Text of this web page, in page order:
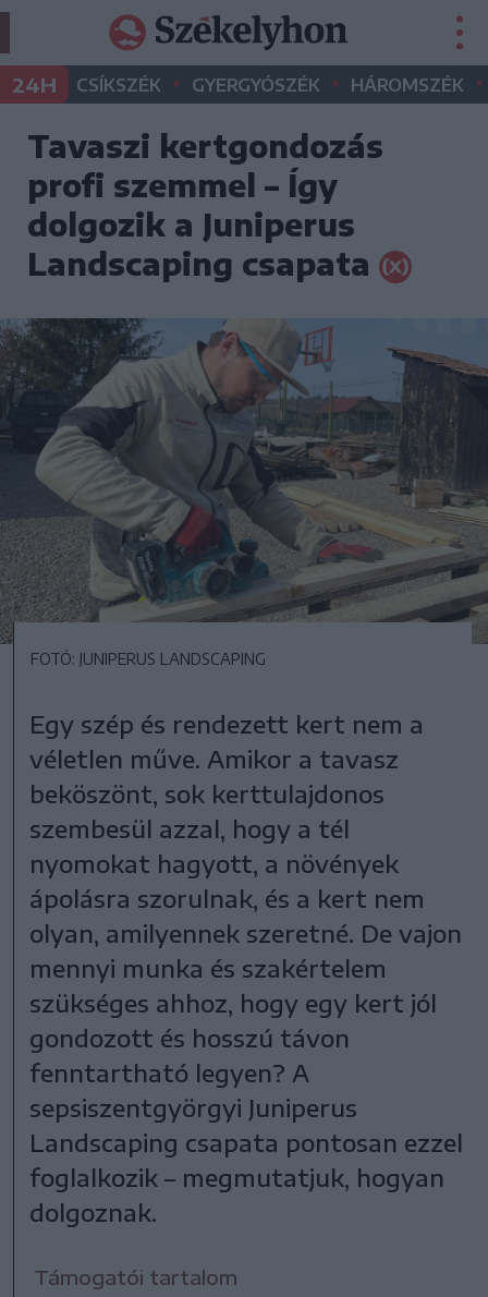
24H CSÍKSZÉK • GYERGYÓSZÉK • HÁROMSZÉK •
Tavaszi kertgondozás
profi szemmel – Így
dolgozik a Juniperus
Landscaping csapata
FOTÓ: JUNIPERUS LANDSCAPING
Egy szép és rendezett kert nem a
véletlen műve. Amikor a tavasz
beköszönt, sok kerttulajdonos
szembesül azzal, hogy a tél
nyomokat hagyott, a növények
ápolásra szorulnak, és a kert nem
olyan, amilyennek szeretné. De vajon
mennyi munka és szakértelem
szükséges ahhoz, hogy egy kert jól
gondozott és hosszú távon
fenntartható legyen? A
sepsiszentgyörgyi Juniperus
Landscaping csapata pontosan ezzel
foglalkozik – megmutatjuk, hogyan
dolgoznak.
Támogatói tartalom